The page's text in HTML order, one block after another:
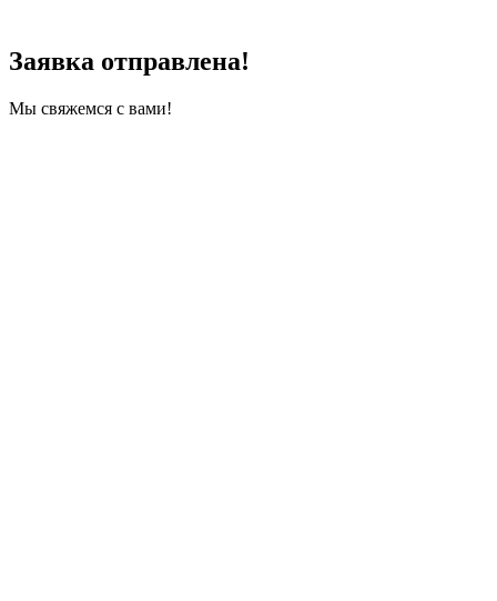
Заявка отправлена!
Мы свяжемся с вами!